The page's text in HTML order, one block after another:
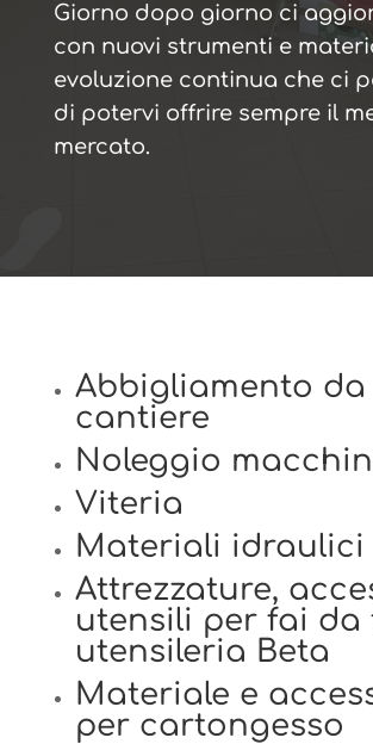
Giorno dopo giorno ci
con nuovi strumenti e
evoluzione continua che ci
di potervi offrire sempre il
mercato.
Abbigliamento da
cantiere
Noleggio
Viteria
Materiali idraulici
Attrezzature,
utensili per fai da
utensileria Beta
Materiale e
per cartongesso